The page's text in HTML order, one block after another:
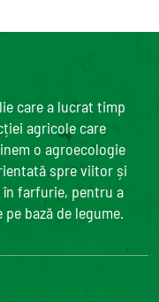
care a lucrat timp
agricole care
o agroecologie
spre viitor și
în farfurie, pentru a
bază de legume.